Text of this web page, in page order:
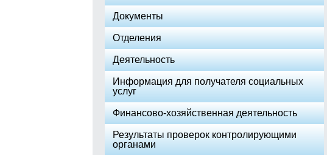
Документы
Отделения
Деятельность
Информация для получателя социальных
услуг
Финансово-хозяйственная деятельность
Результаты проверок контролирующими
органами